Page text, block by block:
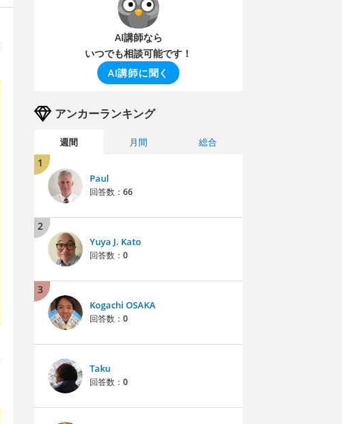
AI講師なら
いつでも相談可能です！
AI講師に聞く
アンカーランキング
週間 月間 総合
1
Paul
回答数： 66
2
Yuya J. Kato
回答数： 0
3
Kogachi OSAKA
回答数： 0
Taku
回答数： 0